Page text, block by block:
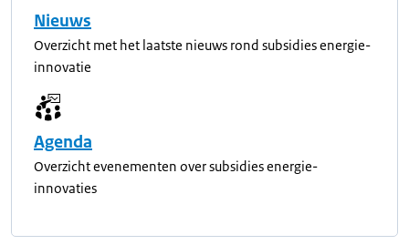
Nieuws
Overzicht met het laatste nieuws rond subsidies energie-
innovatie
Agenda
Overzicht evenementen over subsidies energie-
innovaties